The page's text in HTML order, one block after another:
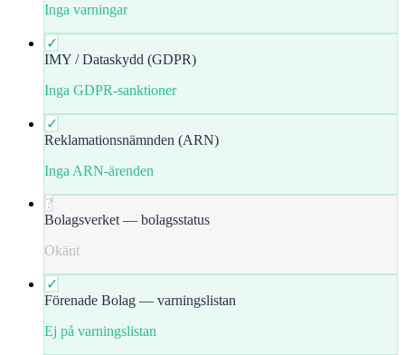
Inga varningar
✓
IMY / Dataskydd (GDPR)
Inga GDPR-sanktioner
✓
Reklamationsnämnden (ARN)
Inga ARN-ärenden
?
Bolagsverket — bolagsstatus
Okänt
✓
Förenade Bolag — varningslistan
Ej på varningslistan